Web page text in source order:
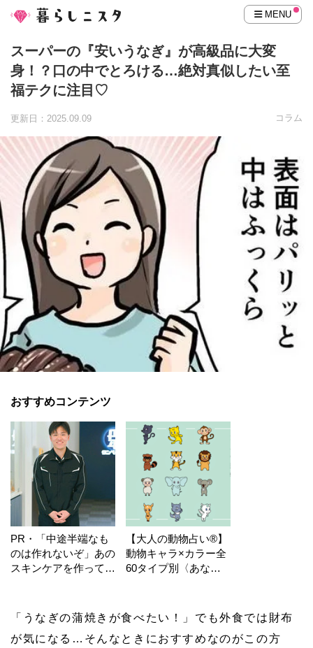
MENU
スーパーの『安いうなぎ』が高級品に大変
身！？口の中でとろける…絶対真似したい至
福テクに注目♡
更新日：2025.09.09 コラム
おすすめコンテンツ
PR・「中途半端なも
のは作れないぞ」あの
スキンケアを作ってい
【大人の動物占い®】
動物キャラ×カラー全
60タイプ別〈あなた
「うなぎの蒲焼きが食べたい！」でも外食では財布
が気になる…そんなときにおすすめなのがこの方